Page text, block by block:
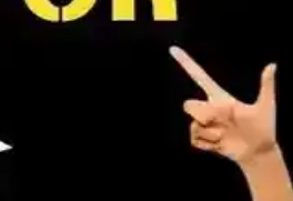
yüksek performans
uygun monitör seçeneği hakkında